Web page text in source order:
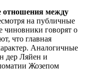
отношения между
на публичные
чиновники говорят о
что главная
Аналогичные
дер Ляйен и
Жозепом